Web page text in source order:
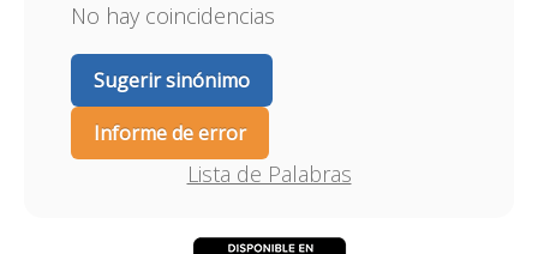
No hay coincidencias
Sugerir sinónimo
Informe de error
Lista de Palabras